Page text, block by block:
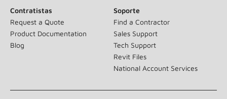
Contratistas
Request a Quote
Product Documentation
Blog
Soporte
Find a Contractor
Sales Support
Tech Support
Revit Files
National Account Services